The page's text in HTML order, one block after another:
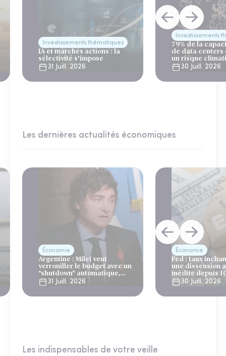
Investissements thématiques
IA et marchés actions : la
sélectivité s’impose
31 Juill. 2026
Investissements
79% de la
de data centers
un risque
30 Juill. 2026
Les dernières actualités économiques
Économie
Argentine : Milei veut
verrouiller le budget avec un
"shutdown" automatique,
sous le regard bienveillant
du FMI
31 Juill. 2026
Économie
Fed : taux
une dissension
inédite depuis
30 Juill. 2026
Les indispensables de votre veille